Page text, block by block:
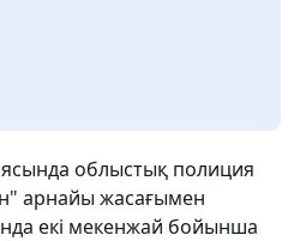
облыстық полиция
арнайы жасағымен
екі мекенжай бойынша